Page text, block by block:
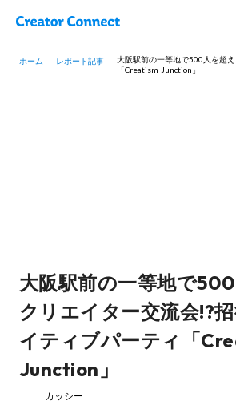
ホーム レポート記事
大阪駅前の一等地で500人を超
「Creatism Junction」
大阪駅前の一等地で
クリエイター交流会!?
イティブパーティ「
Junction」
カッシー